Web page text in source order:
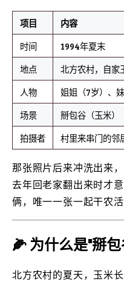
项目
内容
时间
1994年夏末
地点
北方农村，自家
人物
姐姐（7岁）、
场景
掰包谷（玉米）
拍摄者
村里来串门的邻
那张照片后来冲洗出来
去年回老家翻出来时才
俩，唯一一张一起干农活
🌽 为什么是"掰包
北方农村的夏天，玉米